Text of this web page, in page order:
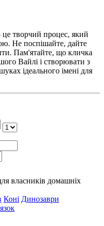
творчий процес, який
Не поспішайте, дайте
Пам'ятайте, що кличка
Вайлі і створювати з
ідеального імені для
власників домашніх
Коні Динозаври